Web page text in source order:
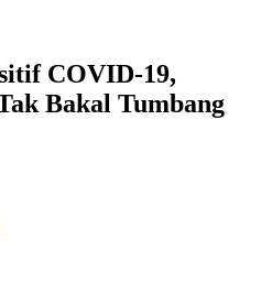
COVID-19,
Bakal Tumbang